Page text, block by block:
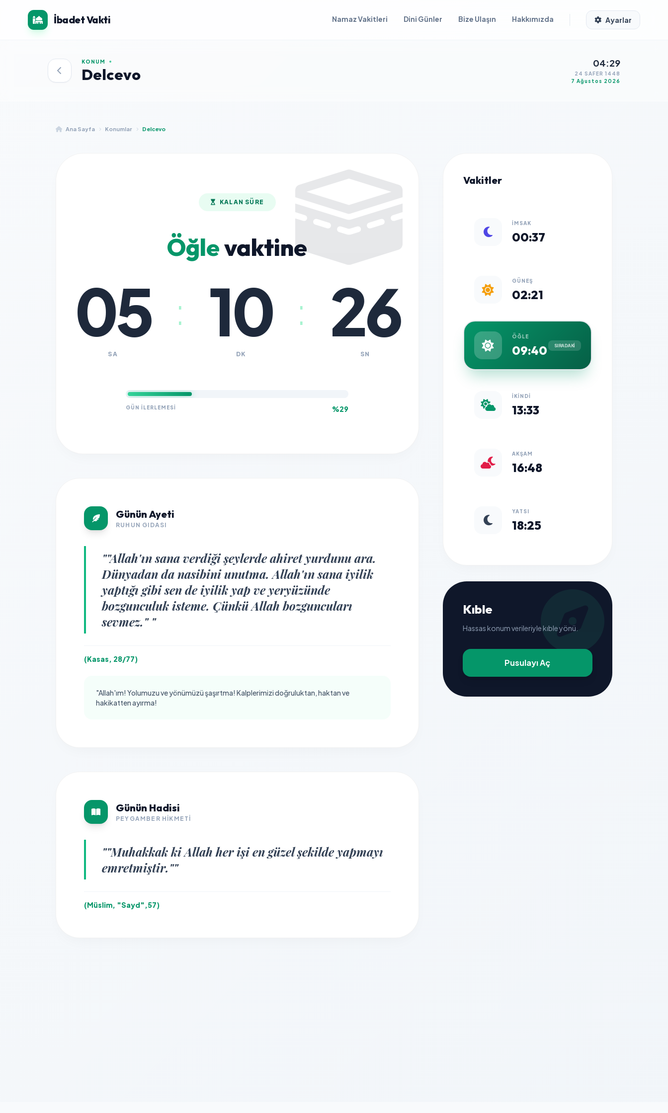
İbadet Vakti Namaz Vakitleri Dini Günler Bize Ulaşın Hakkımızda Ayarlar
KONUM
Delcevo
04:29
24 SAFER 1448
7 Ağustos 2026
Ana Sayfa Konumlar Delcevo
KALAN SÜRE
Öğlevaktine
05
SA
: 10
DK
: 25
SN
GÜN İLERLEMESI %29
Günün Ayeti
RUHUN GIDASI
""Allah'ın sana verdiği şeylerde ahiret yurdunu ara.
Dünyadan da nasibini unutma. Allah'ın sana iyilik
yaptığı gibi sen de iyilik yap ve yeryüzünde
bozgunculuk isteme. Çünkü Allah bozguncuları
sevmez." "
(Kasas, 28/77)
"Allah'ım! Yolumuzu ve yönümüzü şaşırtma! Kalplerimizi doğruluktan, haktan ve
hakikatten ayırma!
Günün Hadisi
PEYGAMBER HIKMETI
""Muhakkak ki Allah her işi en güzel şekilde yapmayı
emretmiştir.""
(Müslim, "Sayd",57)
Vakitler
İMSAK
00:37
GÜNEŞ
02:21
ÖĞLE
09:40 SIRADAKİ
İKINDI
13:33
AKŞAM
16:48
YATSI
18:25
Kıble
Hassas konum verileriyle kıble yönü.
Pusulayı Aç